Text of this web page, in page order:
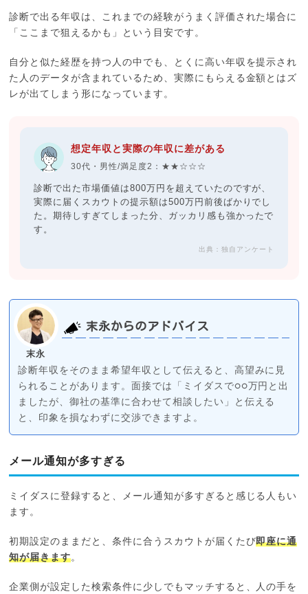
診断で出る年収は、これまでの経験がうまく評価された場合に
「ここまで狙えるかも」という目安です。
自分と似た経歴を持つ人の中でも、とくに高い年収を提示され
た人のデータが含まれているため、実際にもらえる金額とはズ
レが出てしまう形になっています。
想定年収と実際の年収に差がある
30代・男性/満足度2：★★☆☆☆
診断で出た市場価値は800万円を超えていたのですが、
実際に届くスカウトの提示額は500万円前後ばかりでし
た。期待しすぎてしまった分、ガッカリ感も強かったで
す。
出典：独自アンケート
末永
末永からのアドバイス
診断年収をそのまま希望年収として伝えると、高望みに見
られることがあります。面接では「ミイダスで○○万円と出
ましたが、御社の基準に合わせて相談したい」と伝える
と、印象を損なわずに交渉できますよ。
メール通知が多すぎる
ミイダスに登録すると、メール通知が多すぎると感じる人もい
ます。
初期設定のままだと、条件に合うスカウトが届くたび即座に通
知が届きます。
企業側が設定した検索条件に少しでもマッチすると、人の手を